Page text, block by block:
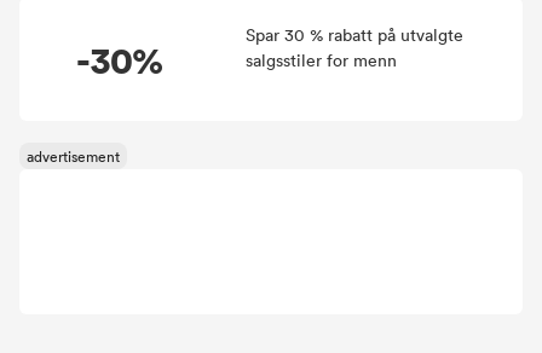
-30%
Spar 30 % rabatt på utvalgte
salgsstiler for menn